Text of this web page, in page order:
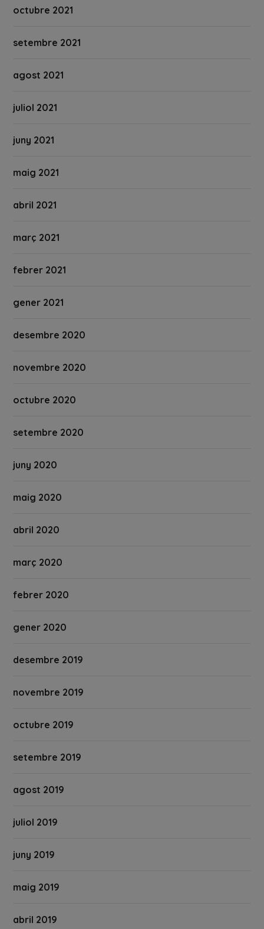
octubre 2021
setembre 2021
agost 2021
juliol 2021
juny 2021
maig 2021
abril 2021
març 2021
febrer 2021
gener 2021
desembre 2020
novembre 2020
octubre 2020
setembre 2020
juny 2020
maig 2020
abril 2020
març 2020
febrer 2020
gener 2020
desembre 2019
novembre 2019
octubre 2019
setembre 2019
agost 2019
juliol 2019
juny 2019
maig 2019
abril 2019